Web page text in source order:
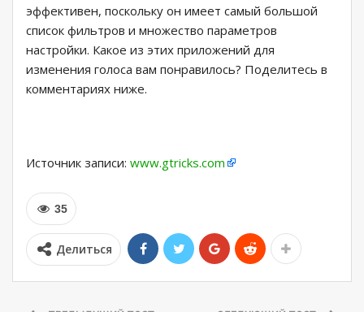
эффективен, поскольку он имеет самый большой
список фильтров и множество параметров
настройки. Какое из этих приложений для
изменения голоса вам понравилось? Поделитесь в
комментариях ниже.
Источник записи: www.gtricks.com
35
Делиться